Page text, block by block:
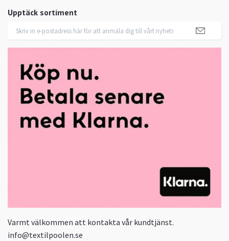
Upptäck sortiment
Varmt välkommen att kontakta vår kundtjänst.
info@textilpoolen.se